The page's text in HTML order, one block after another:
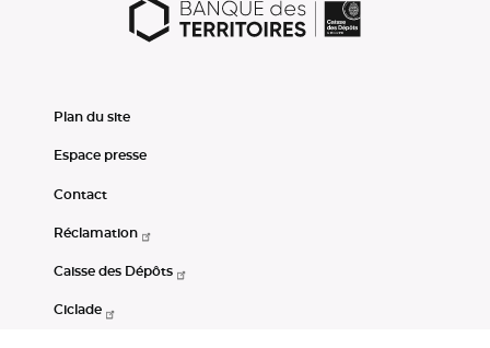
Plan du site
Espace presse
Contact
Réclamation
Caisse des Dépôts
Ciclade